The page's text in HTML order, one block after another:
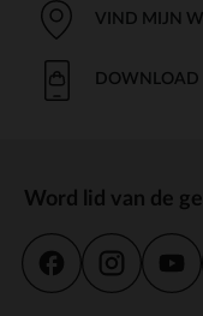
VIND MIJN
DOWNLOAD
Word lid van de